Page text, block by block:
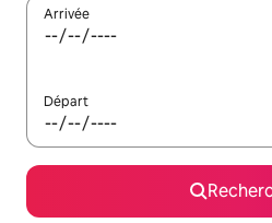
Arrivée
Départ